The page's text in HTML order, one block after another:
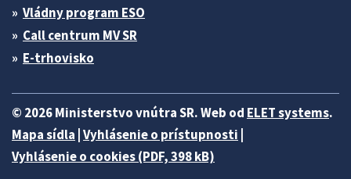
Vládny program ESO
Call centrum MV SR
E-trhovisko
© 2026 Ministerstvo vnútra SR. Web od ELET systems.
Mapa sídla Vyhlásenie o prístupnosti
Vyhlásenie o cookies (PDF, 398 kB)